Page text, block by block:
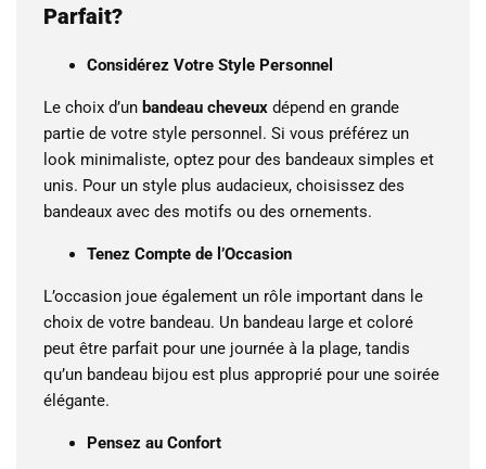
Parfait?
Considérez Votre Style Personnel
Le choix d’un bandeau cheveux dépend en grande
partie de votre style personnel. Si vous préférez un
look minimaliste, optez pour des bandeaux simples et
unis. Pour un style plus audacieux, choisissez des
bandeaux avec des motifs ou des ornements.
Tenez Compte de l’Occasion
L’occasion joue également un rôle important dans le
choix de votre bandeau. Un bandeau large et coloré
peut être parfait pour une journée à la plage, tandis
qu’un bandeau bijou est plus approprié pour une soirée
élégante.
Pensez au Confort